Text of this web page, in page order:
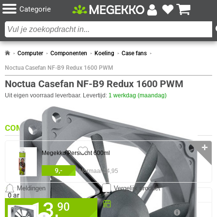
Categorie
Computer Componenten Koeling Case fans
Noctua Casefan NF-B9 Redux 1600 PWM
Noctua Casefan NF-B9 Redux 1600 PWM
Uit eigen voorraad leverbaar. Levertijd: 1 werkdag (maandag)
14x
13,90
Beschikbaar in onze
Megekko Shop Breda
Vergelijk product
Meldingen
SPECIFICATIES
DESIGN
COMBINEER
Megekko Perslucht 600ml
9,- Normaal 14,95
✛
0 artikelen geselecteerd